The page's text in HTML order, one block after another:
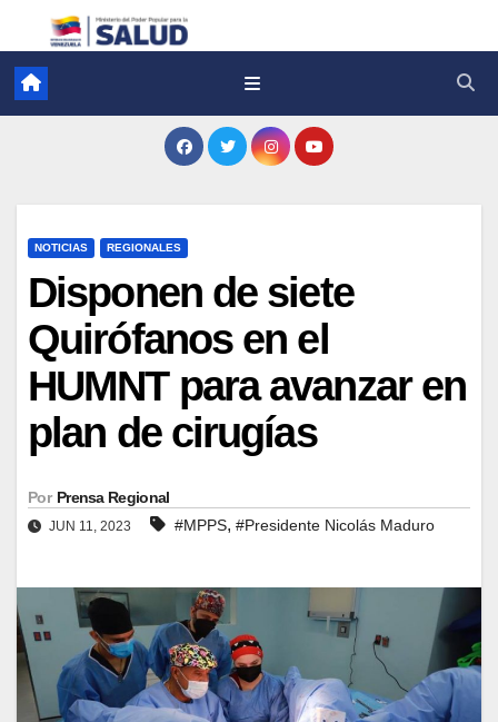
NOTICIAS REGIONALES
Disponen de siete
Quirófanos en el
HUMNT para avanzar en
plan de cirugías
Por Prensa Regional
JUN 11, 2023 #MPPS, #Presidente Nicolás Maduro